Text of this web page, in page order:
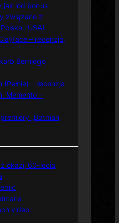
jak lód bonus
związane z
i USA)
– recenzja,
Berniego
(Pełnia) – recenzja
Memento –
„Batman
okazji 60-lecia
video